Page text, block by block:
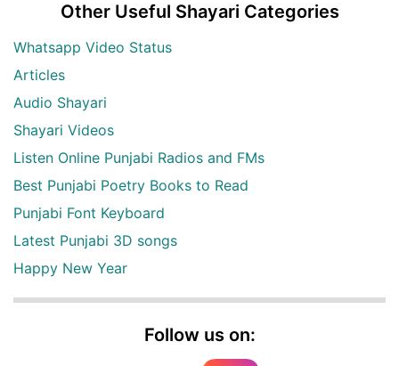
Other Useful Shayari Categories
Whatsapp Video Status
Articles
Audio Shayari
Shayari Videos
Listen Online Punjabi Radios and FMs
Best Punjabi Poetry Books to Read
Punjabi Font Keyboard
Latest Punjabi 3D songs
Happy New Year
Follow us on: